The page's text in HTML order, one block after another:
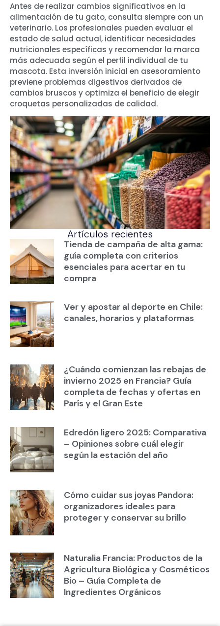
Artículos recientes
Tienda de campaña de alta gama:
guía completa con criterios
esenciales para acertar en tu
compra
Ver y apostar al deporte en Chile:
canales, horarios y plataformas
¿Cuándo comienzan las rebajas de
invierno 2025 en Francia? Guía
completa de fechas y ofertas en
París y el Gran Este
Edredón ligero 2025: Comparativa
– Opiniones sobre cuál elegir
según la estación del año
Cómo cuidar sus joyas Pandora:
organizadores ideales para
proteger y conservar su brillo
Naturalia Francia: Productos de la
Agricultura Biológica y Cosméticos
Bio – Guía Completa de
Ingredientes Orgánicos
Antes de realizar cambios significativos en la
alimentación de tu gato, consulta siempre con un
veterinario. Los profesionales pueden evaluar el
estado de salud actual, identificar necesidades
nutricionales específicas y recomendar la marca
más adecuada según el perfil individual de tu
mascota. Esta inversión inicial en asesoramiento
previene problemas digestivos derivados de
cambios bruscos y optimiza el beneficio de elegir
croquetas personalizadas de calidad.